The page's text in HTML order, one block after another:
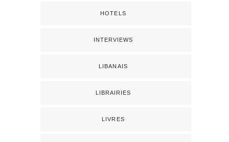
HOTELS
INTERVIEWS
LIBANAIS
LIBRAIRIES
LIVRES